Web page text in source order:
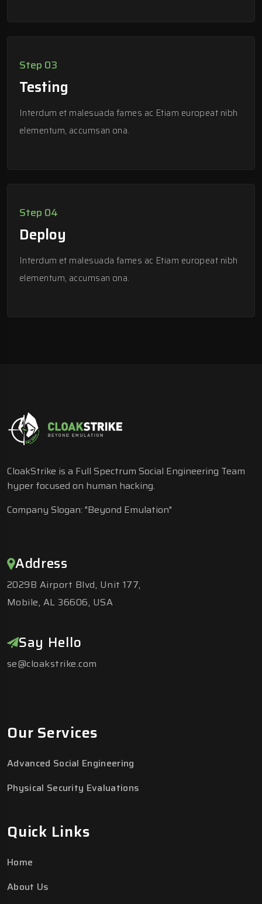
Step 03
Testing
Interdum et malesuada fames ac Etiam europeat nibh
elementum, accumsan ona.
Step 04
Deploy
Interdum et malesuada fames ac Etiam europeat nibh
elementum, accumsan ona.
CloakStrike is a Full Spectrum Social Engineering Team
hyper focused on human hacking.
Company Slogan: "Beyond Emulation"
Address
2029B Airport Blvd, Unit 177,
Mobile, AL 36606, USA
Say Hello
se@cloakstrike.com
Our Services
Advanced Social Engineering
Physical Security Evaluations
Quick Links
Home
About Us